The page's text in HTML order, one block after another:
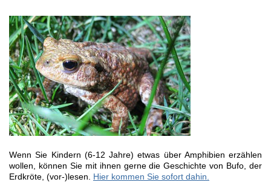
Wenn Sie Kindern (6-12 Jahre) etwas über Amphibien erzählen
wollen, können Sie mit ihnen gerne die Geschichte von Bufo, der
Erdkröte, (vor-)lesen.
Hier kommen Sie sofort dahin.